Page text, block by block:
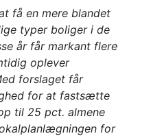
få en mere blandet
typer boliger i de
år får markant flere
oplever
forslaget får
for at fastsætte
til 25 pct. almene
for